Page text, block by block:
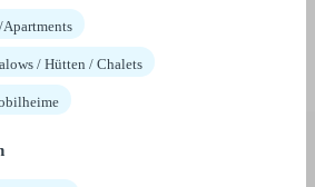
/ Hütten / Chalets